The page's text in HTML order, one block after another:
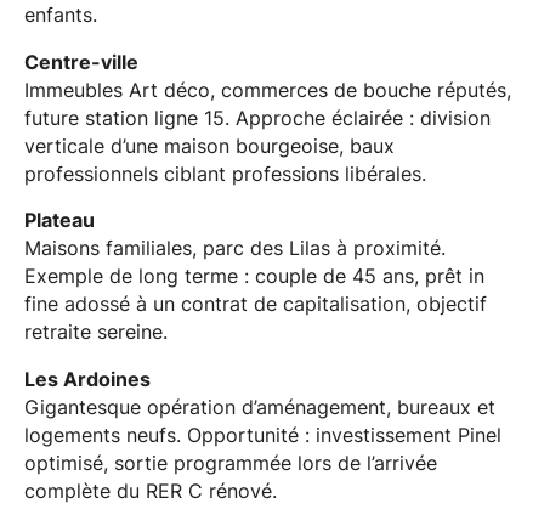
enfants.
Centre-ville
Immeubles Art déco, commerces de bouche réputés,
future station ligne 15. Approche éclairée : division
verticale d’une maison bourgeoise, baux
professionnels ciblant professions libérales.
Plateau
Maisons familiales, parc des Lilas à proximité.
Exemple de long terme : couple de 45 ans, prêt in
fine adossé à un contrat de capitalisation, objectif
retraite sereine.
Les Ardoines
Gigantesque opération d’aménagement, bureaux et
logements neufs. Opportunité : investissement Pinel
optimisé, sortie programmée lors de l’arrivée
complète du RER C rénové.